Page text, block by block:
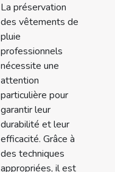
La préservation
des vêtements de
pluie
professionnels
nécessite une
attention
particulière pour
garantir leur
durabilité et leur
efficacité. Grâce à
des techniques
appropriées, il est